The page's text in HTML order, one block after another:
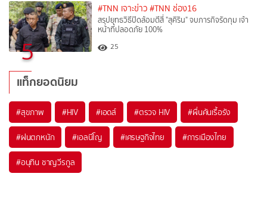
5
#TNN เจาะข่าว #TNN ช่อง16
สรุปยุทธวิธีปิดล้อมตีสี่ "สุคิริน" จบภารกิจรัดกุม เจ้า
หน้าที่ปลอดภัย 100%
25
แท็กยอดนิยม
#สุขภาพ #HIV #เอดส์ #ตรวจ HIV #ผื่นคันเรื้อรัง
#ฝนตกหนัก #เอลนีโญ #เศรษฐกิจไทย #การเมืองไทย
#อนุทิน ชาญวีรกูล